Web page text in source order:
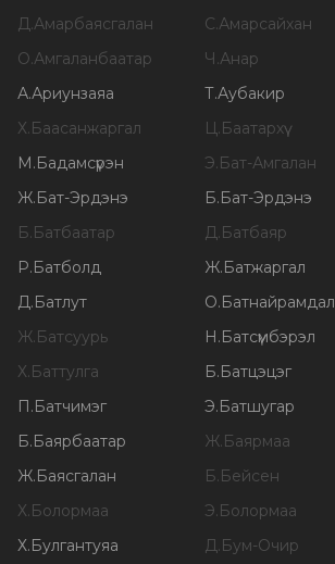
Д.Амарбаясгалан С.Амарсайхан
О.Амгаланбаатар Ч.Анар
А.Ариунзаяа Т.Аубакир
Х.Баасанжаргал Ц.Баатархүү
М.Бадамсүрэн Э.Бат-Амгалан
Ж.Бат-Эрдэнэ Б.Бат-Эрдэнэ
Б.Батбаатар Д.Батбаяр
Р.Батболд Ж.Батжаргал
Д.Батлут О.Батнайрамдал
Ж.Батсуурь Н.Батсүмбэрэл
Х.Баттулга Б.Батцэцэг
П.Батчимэг Э.Батшугар
Б.Баярбаатар Ж.Баярмаа
Ж.Баясгалан Б.Бейсен
Х.Болормаа Э.Болормаа
Х.Булгантуяа Д.Бум-Очир